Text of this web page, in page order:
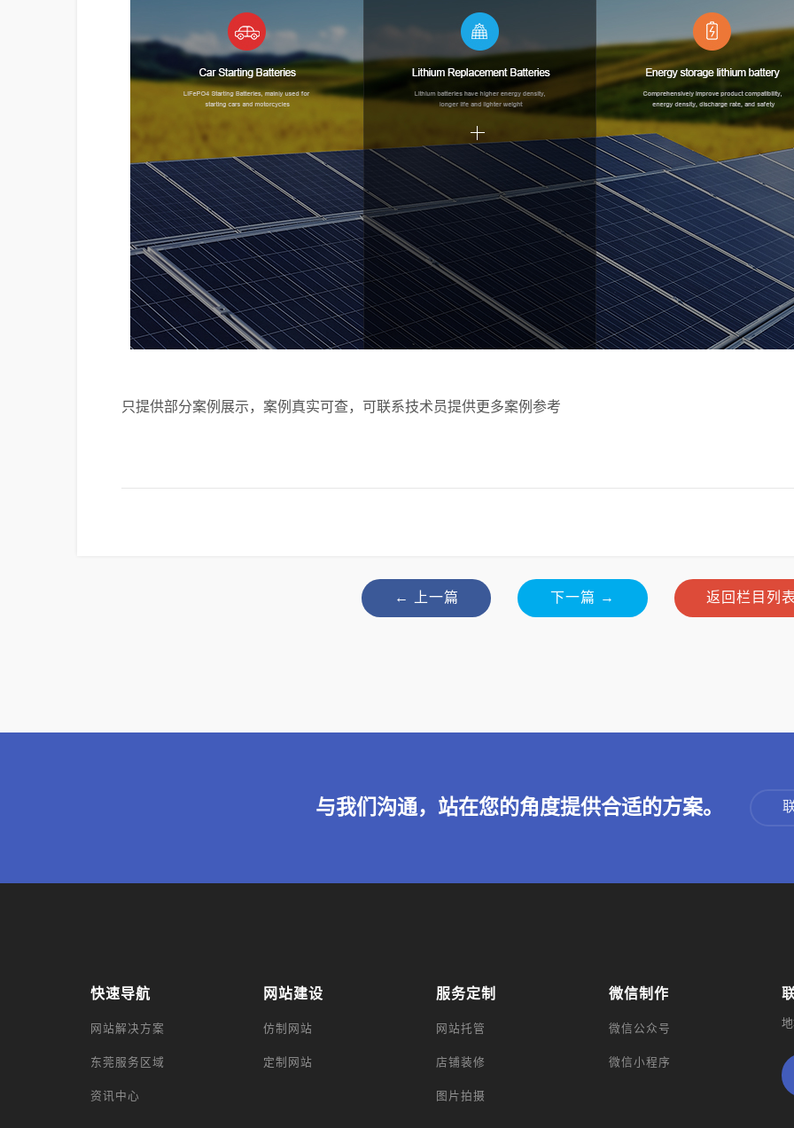
只提供部分案例展示，案例真实可查，可联系技术员提供更多案例参考
← 上一篇 下一篇 → 返回栏目列
与我们沟通，站在您的角度提供合适的方案。
快速导航
网站解决方案
东莞服务区域
资讯中心
网站建设
仿制网站
定制网站
服务定制
网站托管
店铺装修
图片拍摄
微信制作
微信公众号
微信小程序